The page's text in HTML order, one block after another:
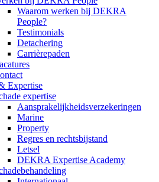
Waarom werken bij DEKRA
People?
Testimonials
Detachering
Carrièrepaden
Expertise
expertise
Aansprakelijkheidsverzekeringen
Marine
Property
Regres en rechtsbijstand
Letsel
DEKRA Expertise Academy